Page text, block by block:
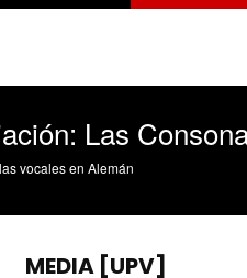
Consonantes